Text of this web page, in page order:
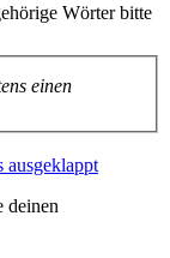
Wörter bitte
einen
ausgeklappt
deinen